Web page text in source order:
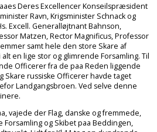
Deres Excellencer Konseilspræsident
Ravn, Krigsminister Schnack og
Excell. Generalløjtnant Bahnson,
Matzen, Rector Magnificus, Professor
samt hele den store Skare af
en lige stor og glimrende Forsamling. Til
Officerer fra de paa Reden liggende
Skare russiske Officerer havde taget
Landgangsbroen. Ved selve denne
vajede der Flag, danske og fremmede,
og Skibet paa Beddingen,